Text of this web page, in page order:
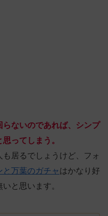
らないのであれば、シンプ
ってしまう。
も居るでしょうけど、フォ
と万葉のガチャ はかなり好
と思います。